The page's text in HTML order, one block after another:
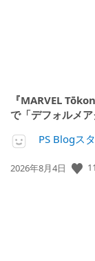
『MARVEL
で「デフォルメ
PS Blogス
公
2026年8月4日 11